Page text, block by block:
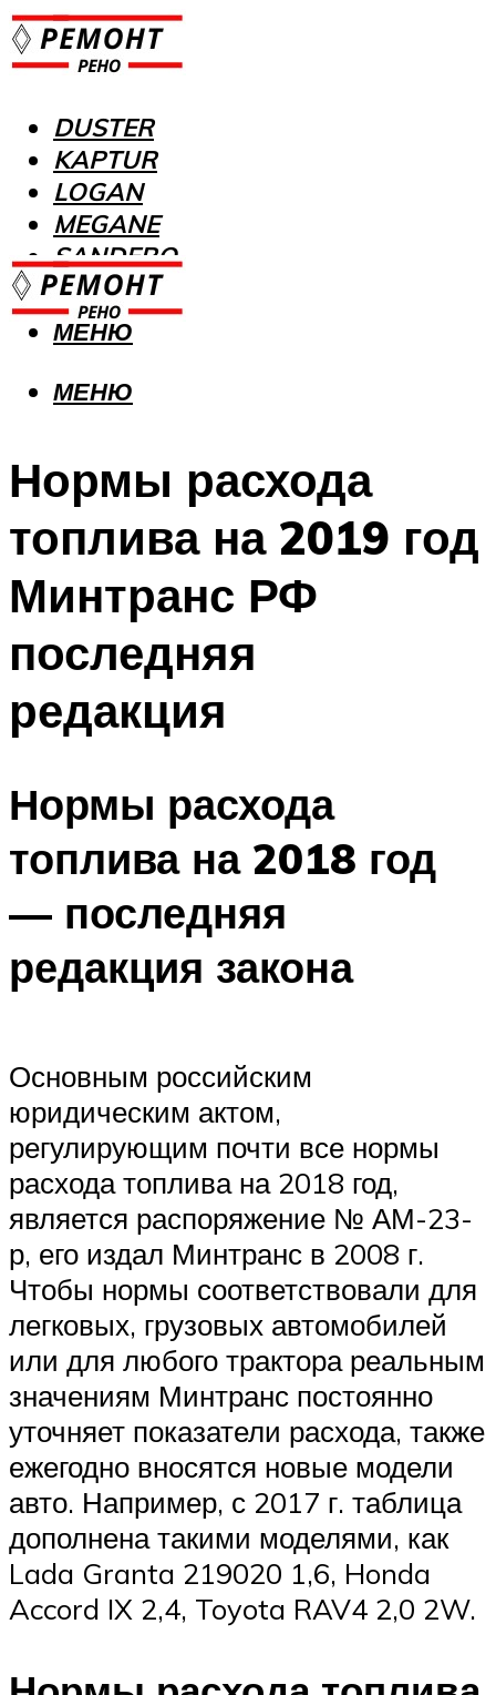
DUSTER
KAPTUR
LOGAN
MEGANE
SANDERO
МЕНЮ
МЕНЮ
Нормы расхода
топлива на 2019 год
Минтранс РФ
последняя
редакция
Нормы расхода
топлива на 2018 год
— последняя
редакция закона
Основным российским
юридическим актом,
регулирующим почти все нормы
расхода топлива на 2018 год,
является распоряжение № АМ-23-
р, его издал Минтранс в 2008 г.
Чтобы нормы соответствовали для
легковых, грузовых автомобилей
или для любого трактора реальным
значениям Минтранс постоянно
уточняет показатели расхода, также
ежегодно вносятся новые модели
авто. Например, с 2017 г. таблица
дополнена такими моделями, как
Lada Granta 219020 1,6, Honda
Accord IX 2,4, Toyota RAV4 2,0 2W.